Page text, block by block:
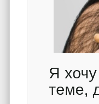
Я
теме,